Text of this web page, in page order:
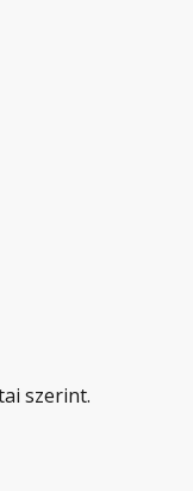
szerint.